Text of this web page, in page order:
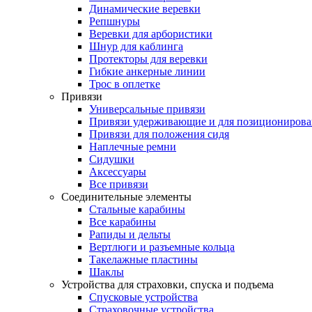
Динамические веревки
Репшнуры
Веревки для арбористики
Шнур для каблинга
Протекторы для веревки
Гибкие анкерные линии
Трос в оплетке
Привязи
Универсальные привязи
Привязи удерживающие и для
Привязи для положения сидя
Наплечные ремни
Сидушки
Аксессуары
Все привязи
Соединительные элементы
Стальные карабины
Все карабины
Рапиды и дельты
Вертлюги и разъемные кольца
Такелажные пластины
Шаклы
Устройства для страховки, спуска и подъема
Спусковые устройства
Страховочные устройства